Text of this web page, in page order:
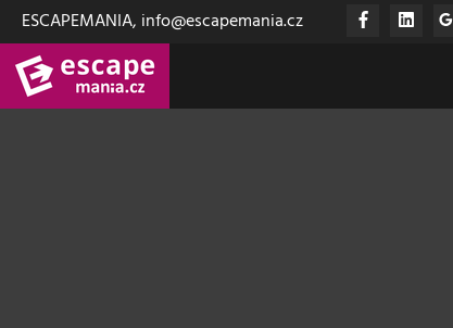
ESCAPEMANIA, info@escapemania.cz